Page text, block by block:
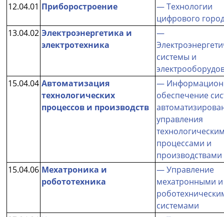
12.04.01 Приборостроение
— Технологии
цифрового
13.04.02 Электроэнергетика и
электротехника
—
системы и
15.04.04 Автоматизация
технологических
процессов и производств
—
обеспечение
управления
процессами и
производствами
15.04.06 Мехатроника и
робототехника
— Управление
мехатронными и
системами